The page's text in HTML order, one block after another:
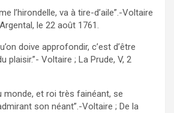
l’hirondelle, va à tire-d’aile”.-Voltaire
le 22 août 1761.
doive approfondir, c’est d’être
plaisir.”- Voltaire ; La Prude, V, 2
monde, et roi très fainéant, se
son néant”.-Voltaire ; De la